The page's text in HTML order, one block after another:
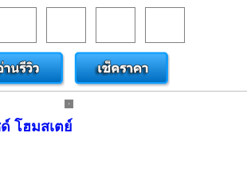
โฮมสเตย์